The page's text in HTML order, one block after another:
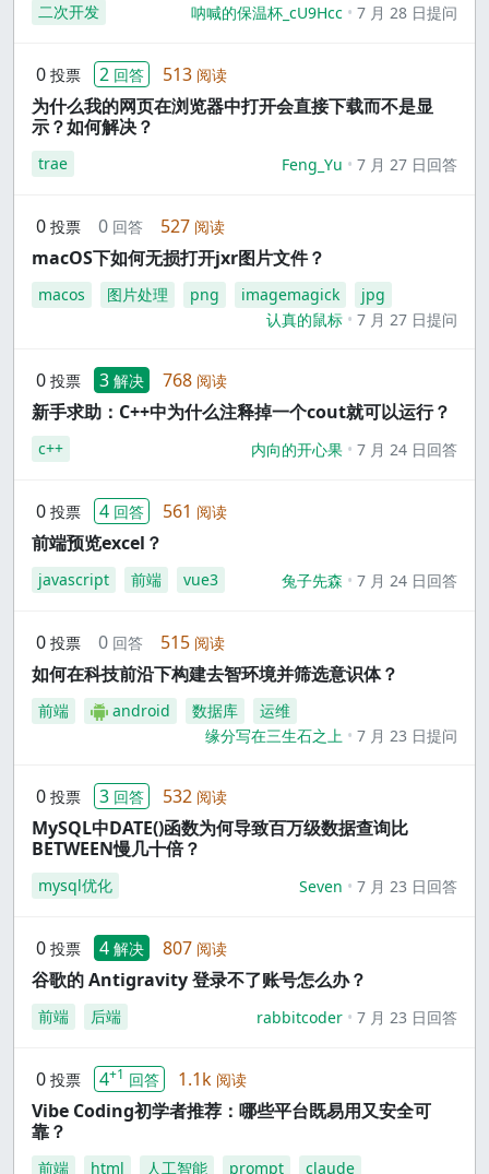
二次开发 呐喊的保温杯_cU9Hcc 7 月 28 日提问
0 投票 2 回答 513 阅读
为什么我的网页在浏览器中打开会直接下载而不是显
示？如何解决？
trae Feng_Yu 7 月 27 日回答
0 投票 0 回答 527 阅读
macOS下如何无损打开jxr图片文件？
macos 图片处理 png imagemagick
jpg
认真的鼠标
7 月 27 日提问
0 投票 3 解决 768 阅读
新手求助：C++中为什么注释掉一个cout就可以运行？
c++ 内向的开心果 7 月 24 日回答
0 投票 4 回答 561 阅读
前端预览excel？
javascript 前端 vue3 兔子先森 7 月 24 日回答
0 投票 0 回答 515 阅读
如何在科技前沿下构建去智环境并筛选意识体？
前端 android 数据库
运维
缘分写在三生石之上
7 月 23 日提问
0 投票 3 回答 532 阅读
MySQL中DATE()函数为何导致百万级数据查询比
BETWEEN慢几十倍？
mysql优化 Seven 7 月 23 日回答
0 投票 4 解决 807 阅读
谷歌的 Antigravity 登录不了账号怎么办？
前端 后端 rabbitcoder 7 月 23 日回答
0 投票 4+1 回答 1.1k 阅读
Vibe Coding初学者推荐：哪些平台既易用又安全可
靠？
前端 html 人工智能 prompt claude